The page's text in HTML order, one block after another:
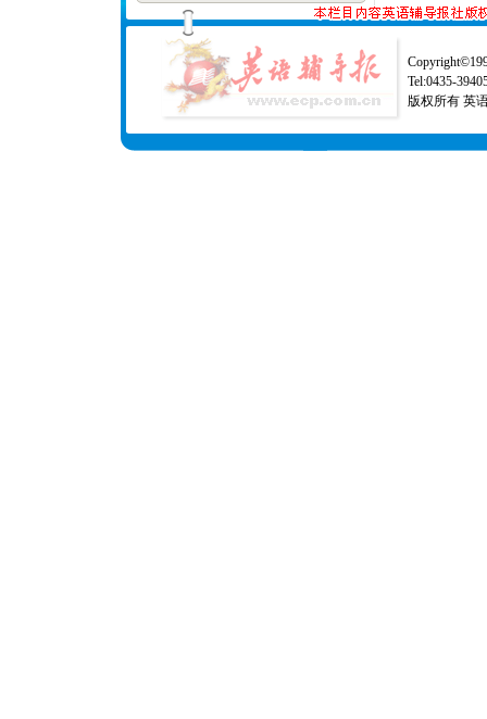
Tel:0435-
版权所有 英